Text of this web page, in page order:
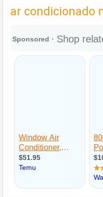
ar condicionado